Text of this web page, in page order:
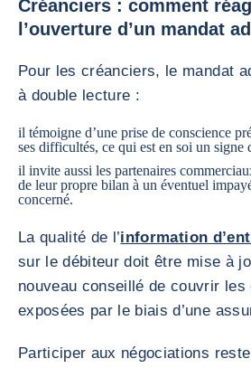
Créanciers : comment
l’ouverture d’un mandat
Pour les créanciers, le mandat
à double lecture :
il témoigne d’une prise de conscience
ses difficultés, ce qui est en soi un signe
il invite aussi les partenaires
de leur propre bilan à un éventuel
concerné.
La qualité de l’information
sur le débiteur doit être mise à
nouveau conseillé de couvrir les
exposées par le biais d’une
Participer aux négociations